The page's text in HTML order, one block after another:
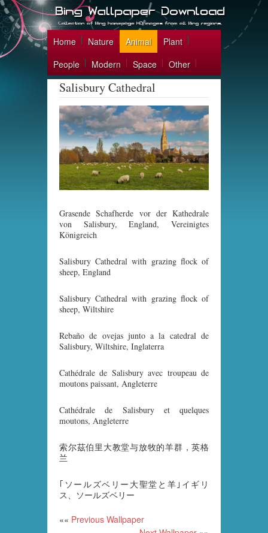
Home Nature Animal
Plant
People
Modern Space Other
Salisbury Cathedral
Grasende Schafherde vor der Kathedrale
von Salisbury, England, Vereinigtes
Königreich
Salisbury Cathedral with grazing flock of
sheep, England
Salisbury Cathedral with grazing flock of
sheep, Wiltshire
Rebaño de ovejas junto a la catedral de
Salisbury, Wiltshire, Inglaterra
Cathédrale de Salisbury avec troupeau de
moutons paissant, Angleterre
Cathédrale de Salisbury et quelques
moutons, Angleterre
索尔茲伯里大教堂与放牧的羊群，英格
兰
｢ソールズベリー大聖堂と羊｣イギリ
ス、ソールズベリー
«« Previous Wallpaper